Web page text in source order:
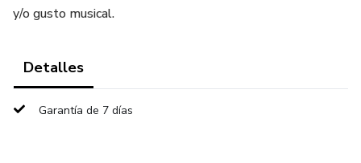
y/o gusto musical.
Detalles
Garantía de 7 días